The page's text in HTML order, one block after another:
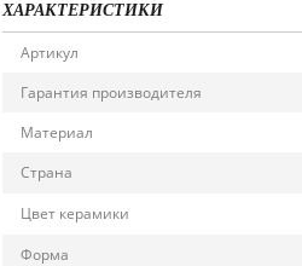
ХАРАКТЕРИСТИКИ
Артикул
Гарантия производителя
Материал
Страна
Цвет керамики
Форма